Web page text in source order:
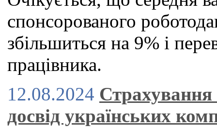
спонсорованого
збільшиться на 9% і
працівника.
12.08.2024 Страхування
досвід українських